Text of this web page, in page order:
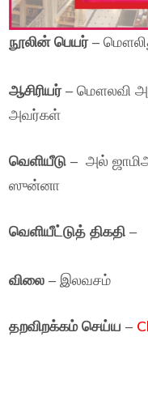
நூலின் பெயர்–
ஆசிரியர்– மௌலவி
அவர்கள்
வெளியீடு – அல்
ஸுன்னா
வெளியீட்டுத் திகதி –
விலை – இலவசம்
தறவிறக்கம் செய்ய –